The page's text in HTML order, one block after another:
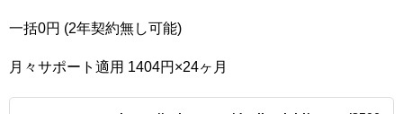
一括0円 (2年契約無し可能)
月々サポート適用 1404円×24ヶ月